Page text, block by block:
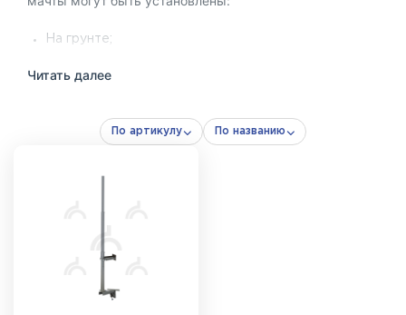
На грунте;
На фасаде здания.
типа грунта).
Мачта – основное изделие, которое состоит из секций
Читать далее
По артикулу По названию